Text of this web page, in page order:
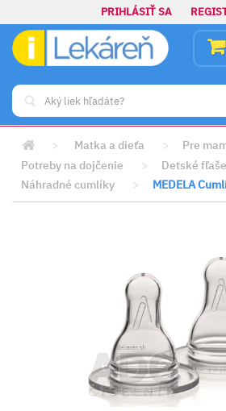
PRIHLÁSIŤ SA
> Matka a dieťa > Pre
Potreby na dojčenie
> Detské
Náhradné cumlíky
> MEDELA